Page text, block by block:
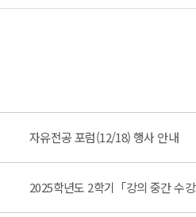
자유전공 포럼(12/18) 행사 안내
2025학년도 2학기「강의 중간 수